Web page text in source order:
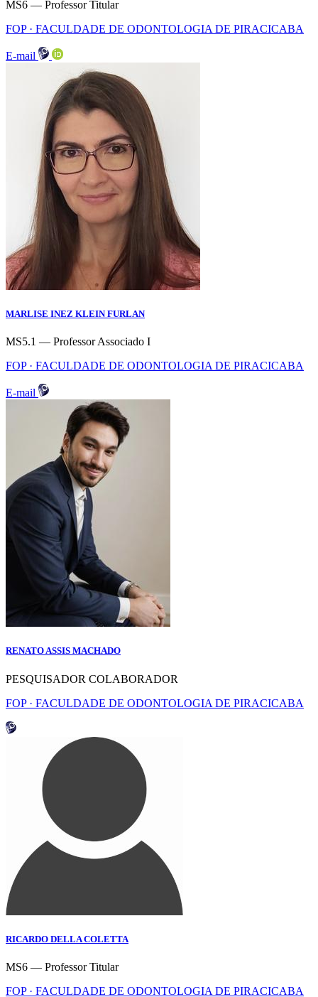
MS6 — Professor Titular
FOP · FACULDADE DE ODONTOLOGIA DE PIRACICABA
E-mail
MARLISE INEZ KLEIN FURLAN
MS5.1 — Professor Associado I
FOP · FACULDADE DE ODONTOLOGIA DE PIRACICABA
E-mail
RENATO ASSIS MACHADO
PESQUISADOR COLABORADOR
FOP · FACULDADE DE ODONTOLOGIA DE PIRACICABA
RICARDO DELLA COLETTA
MS6 — Professor Titular
FOP · FACULDADE DE ODONTOLOGIA DE PIRACICABA